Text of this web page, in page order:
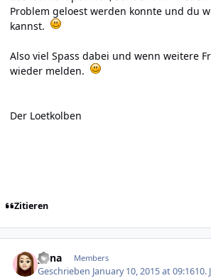
Problem geloest werden konnte und du
kannst.
Also viel Spass dabei und wenn weitere
wieder melden.
Der Loetkolben
Zitieren
yuna Members
Geschrieben January 10, 2015 at 09:1610.